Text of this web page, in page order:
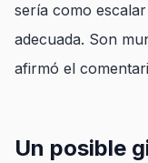
sería como
adecuada. Son
afirmó el
Un posible